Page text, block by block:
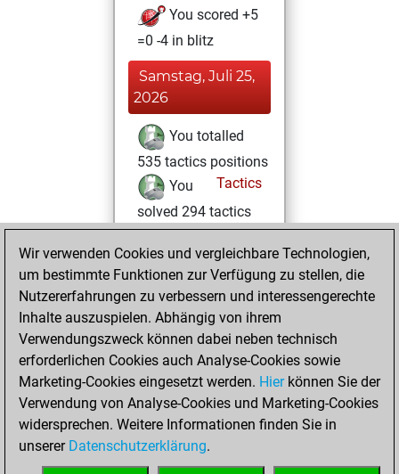
You scored +5
=0 -4 in blitz
Samstag, Juli 25,
2026
You totalled
535 tactics positions
Tactics
You
solved 294 tactics
positions
You achieved
an Elo of 2195 in
tactics positions
You had a best
sprint of 70 positions
Donnerstag,
Februar 12, 2026
You created
Wir verwenden Cookies und vergleichbare Technologien,
um bestimmte Funktionen zur Verfügung zu stellen, die
Nutzererfahrungen zu verbessern und interessengerechte
Inhalte auszuspielen. Abhängig von ihrem
Verwendungszweck können dabei neben technisch
erforderlichen Cookies auch Analyse-Cookies sowie
Marketing-Cookies eingesetzt werden. Hierkönnen Sie der
Verwendung von Analyse-Cookies und Marketing-Cookies
widersprechen. Weitere Informationen finden Sie in
unserer Datenschutzerklärung.